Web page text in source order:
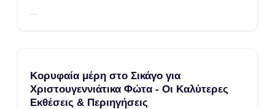
Κορυφαία μέρη στο Σικάγο για
Χριστουγεννιάτικα Φώτα - Οι Καλύτερες
Εκθέσεις & Περιηγήσεις